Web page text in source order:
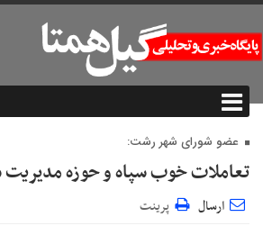
عضو شورای شهر رشت:
تعاملات خوب سپاه و حوزه
ارسال پرینت